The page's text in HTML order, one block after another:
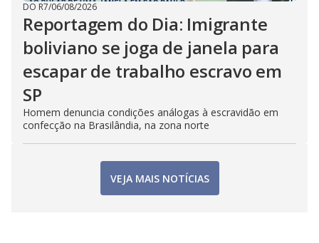
DO R7/06/08/2026
Reportagem do Dia: Imigrante
boliviano se joga de janela para
escapar de trabalho escravo em
SP
Homem denuncia condições análogas à escravidão em
confecção na Brasilândia, na zona norte
VEJA MAIS NOTÍCIAS